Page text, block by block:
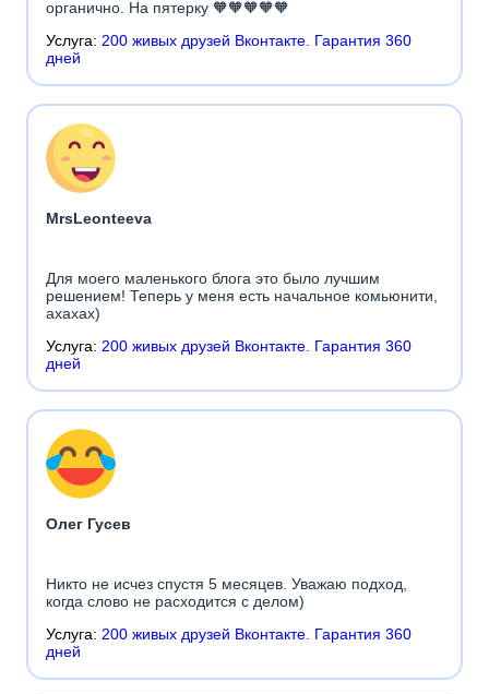
органично. На пятерку 🧡🧡🧡🧡🧡
Услуга: 200 живых друзей Вконтакте. Гарантия 360
дней
MrsLeonteeva
Для моего маленького блога это было лучшим
решением! Теперь у меня есть начальное комьюнити,
ахахах)
Услуга: 200 живых друзей Вконтакте. Гарантия 360
дней
Олег Гусев
Никто не исчез спустя 5 месяцев. Уважаю подход,
когда слово не расходится с делом)
Услуга: 200 живых друзей Вконтакте. Гарантия 360
дней